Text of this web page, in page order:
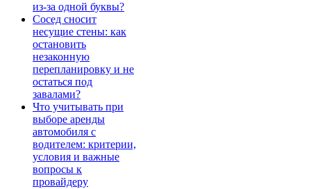
из-за одной буквы?
Сосед сносит
несущие стены: как
остановить
незаконную
перепланировку и не
остаться под
завалами?
Что учитывать при
выборе аренды
автомобиля с
водителем: критерии,
условия и важные
вопросы к
провайдеру